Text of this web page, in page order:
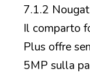
7.1.2
Il comparto
Plus offre
5MP sulla